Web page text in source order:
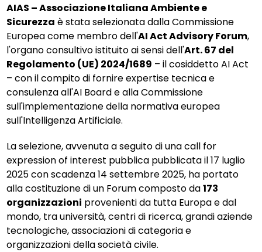
AIAS – Associazione Italiana Ambiente e
Sicurezza è stata selezionata dalla Commissione
Europea come membro dell'AI Act Advisory Forum,
l'organo consultivo istituito ai sensi dell'Art. 67 del
Regolamento (UE) 2024/1689 – il cosiddetto AI Act
– con il compito di fornire expertise tecnica e
consulenza all'AI Board e alla Commissione
sull'implementazione della normativa europea
sull'Intelligenza Artificiale.
La selezione, avvenuta a seguito di una call for
expression of interest pubblica pubblicata il 17 luglio
2025 con scadenza 14 settembre 2025, ha portato
alla costituzione di un Forum composto da173
organizzazioni provenienti da tutta Europa e dal
mondo, tra università, centri di ricerca, grandi aziende
tecnologiche, associazioni di categoria e
organizzazioni della società civile.